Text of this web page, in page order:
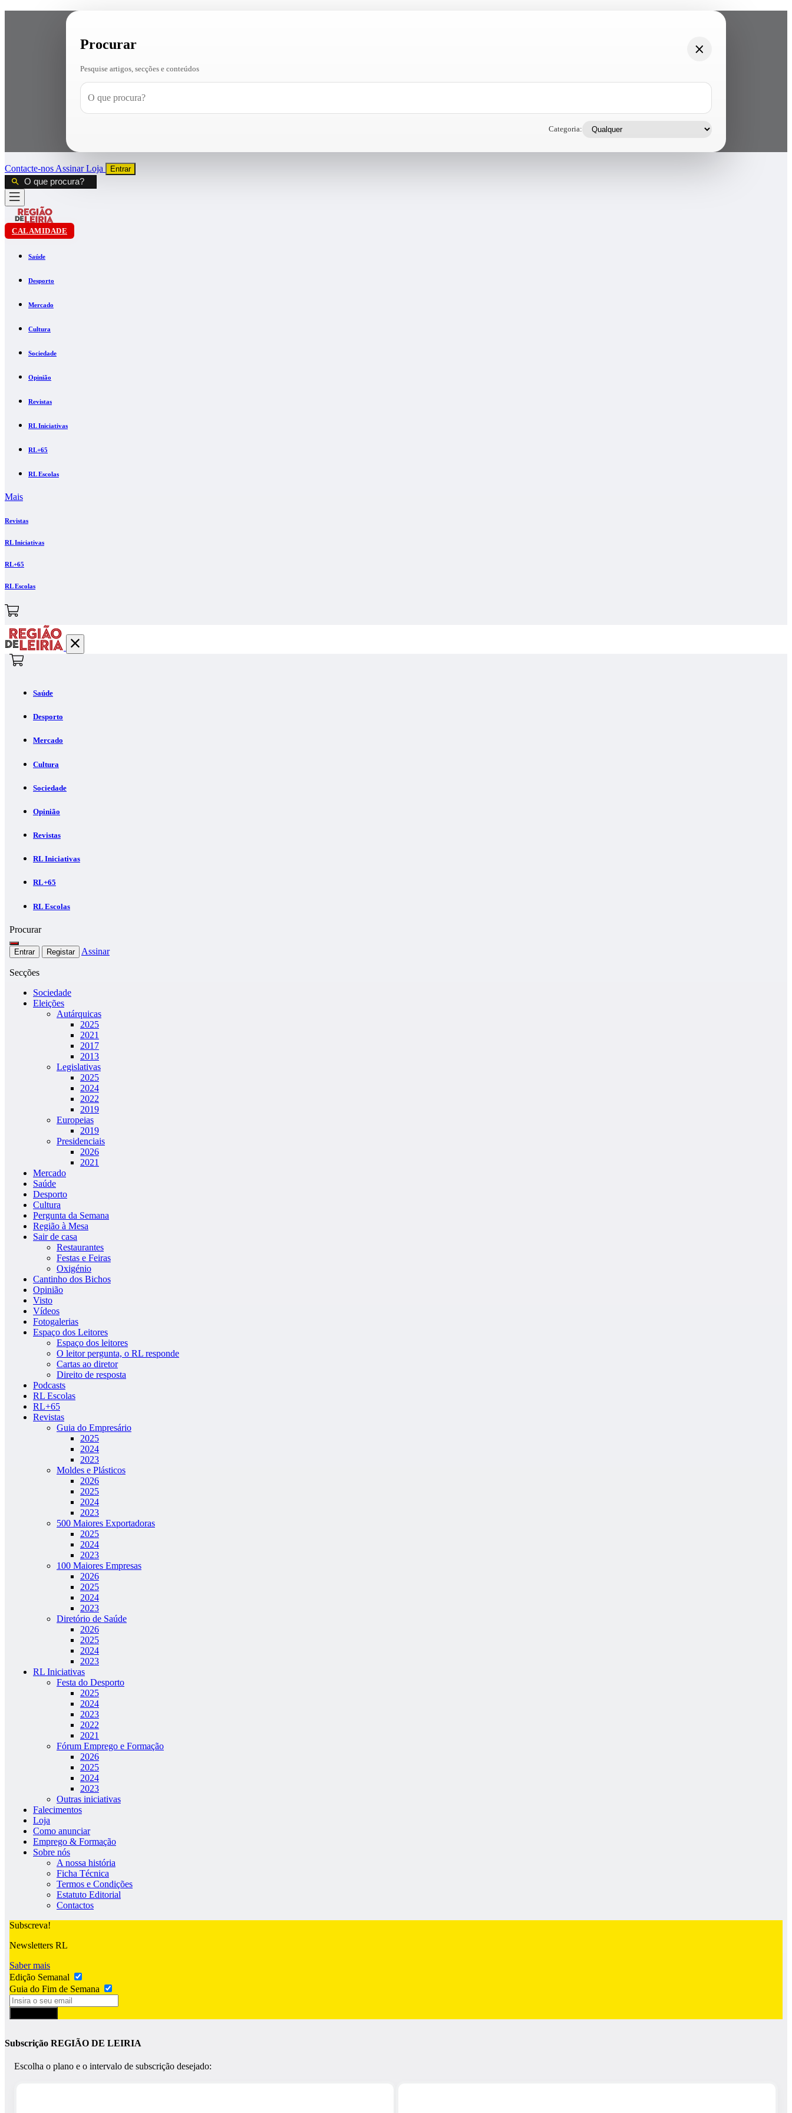
Procurar
Pesquise artigos, secções e conteúdos
Categoria:
Contacte-nos AssinarLoja Entrar
CALAMIDADE
Saúde
Desporto
Mercado
Cultura
Sociedade
Opinião
Revistas
RL Iniciativas
RL+65
RL Escolas
Mais
Revistas
RL Iniciativas
RL+65
RL Escolas
Saúde
Desporto
Mercado
Cultura
Sociedade
Opinião
Revistas
RL Iniciativas
RL+65
RL Escolas
Procurar
Entrar Registar Assinar
Secções
Sociedade
Eleições
Autárquicas
2025
2021
2017
2013
Legislativas
2025
2024
2022
2019
Europeias
2019
Presidenciais
2026
2021
Mercado
Saúde
Desporto
Cultura
Pergunta da Semana
Região à Mesa
Sair de casa
Restaurantes
Festas e Feiras
Oxigénio
Cantinho dos Bichos
Opinião
Visto
Vídeos
Fotogalerias
Espaço dos Leitores
Espaço dos leitores
O leitor pergunta, o RL responde
Cartas ao diretor
Direito de resposta
Podcasts
RL Escolas
RL+65
Revistas
Guia do Empresário
2025
2024
2023
Moldes e Plásticos
2026
2025
2024
2023
500 Maiores Exportadoras
2025
2024
2023
100 Maiores Empresas
2026
2025
2024
2023
Diretório de Saúde
2026
2025
2024
2023
RL Iniciativas
Festa do Desporto
2025
2024
2023
2022
2021
Fórum Emprego e Formação
2026
2025
2024
2023
Outras iniciativas
Falecimentos
Loja
Como anunciar
Emprego & Formação
Sobre nós
A nossa história
Ficha Técnica
Termos e Condições
Estatuto Editorial
Contactos
Subscreva!
Newsletters RL
Saber mais
Edição Semanal
Guia do Fim de Semana
Subscrição REGIÃO DE LEIRIA
Escolha o plano e o intervalo de subscrição desejado: